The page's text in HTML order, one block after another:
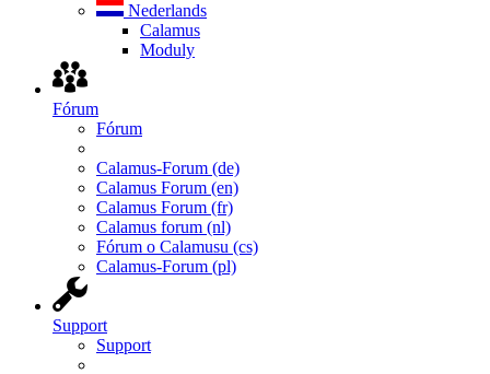
Nederlands
Calamus
Moduly
Fórum
Fórum
Calamus-Forum (de)
Calamus Forum (en)
Calamus Forum (fr)
Calamus forum (nl)
Fórum o Calamusu (cs)
Calamus-Forum (pl)
Support
Support